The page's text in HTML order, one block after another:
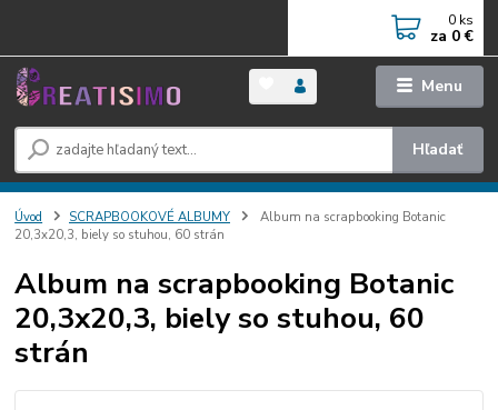
Menu
Hľadať
0 ks
za 0 €
Úvod SCRAPBOOKOVÉ ALBUMY
Album na scrapbooking Botanic
20,3x20,3, biely so stuhou, 60 strán
Album na scrapbooking Botanic
20,3x20,3, biely so stuhou, 60
strán